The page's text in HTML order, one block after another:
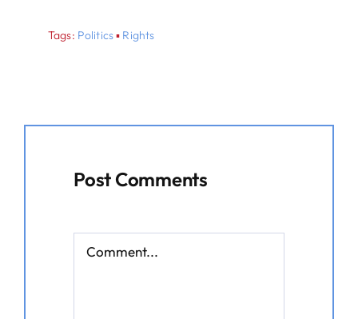
Tags: Politics▪ Rights
Post Comments
Comment